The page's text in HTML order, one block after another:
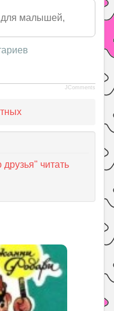
для малышей,
JComments
читать